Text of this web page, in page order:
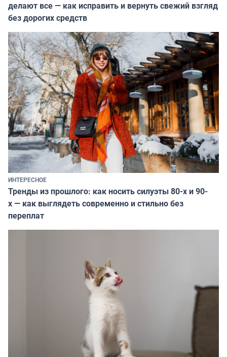
делают все — как исправить и вернуть свежий взгляд
без дорогих средств
ИНТЕРЕСНОЕ
Тренды из прошлого: как носить силуэты 80-х и 90-
х — как выглядеть современно и стильно без
переплат